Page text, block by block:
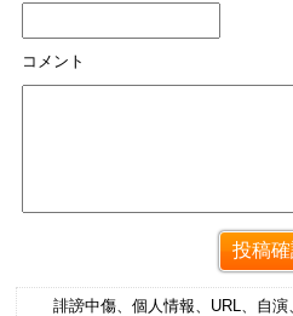
コメント
誹謗中傷、個人情報、URL、自